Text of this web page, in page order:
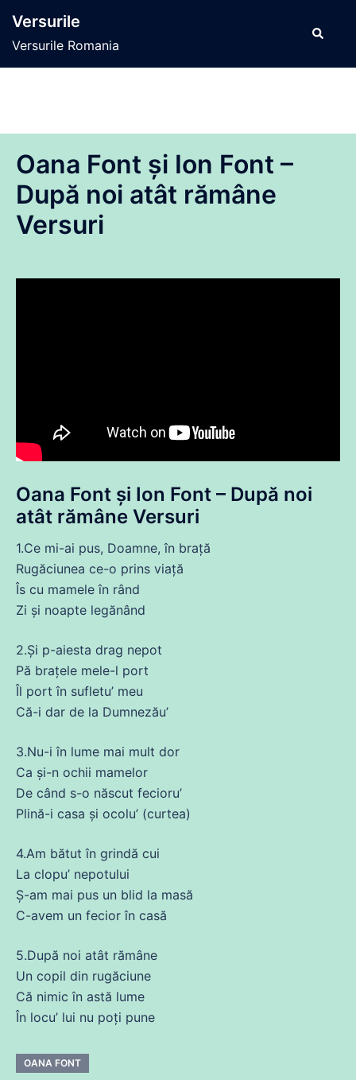
conținut
Versurile
Versurile Romania
Caută
Oana Font și Ion Font –
După noi atât rămâne
Versuri
Oana Font și Ion Font – După noi
atât rămâne Versuri
1.Ce mi-ai pus, Doamne, în brață
Rugăciunea ce-o prins viață
Îs cu mamele în rând
Zi și noapte legănând
2.Și p-aiesta drag nepot
Pă brațele mele-l port
Îl port în sufletu’ meu
Că-i dar de la Dumnezău’
3.Nu-i în lume mai mult dor
Ca și-n ochii mamelor
De când s-o născut fecioru’
Plină-i casa și ocolu’ (curtea)
4.Am bătut în grindă cui
La clopu’ nepotului
Ș-am mai pus un blid la masă
C-avem un fecior în casă
5.După noi atât rămâne
Un copil din rugăciune
Că nimic în astă lume
În locu’ lui nu poți pune
OANA FONT